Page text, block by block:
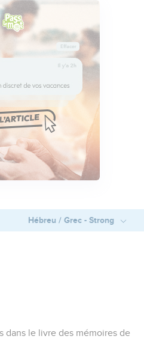
Hébreu / Grec - Strong
dans le livre des mémoires de